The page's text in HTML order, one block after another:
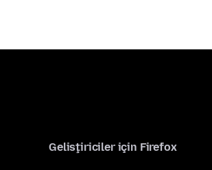
Geliştiriciler için Firefox